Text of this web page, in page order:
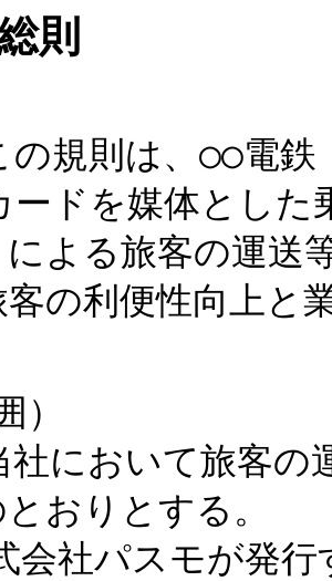
則
規則は、○○電鉄
ードを媒体とした
よる旅客の運送
客の利便性向上と
）
において旅客の
おりとする。
社パスモが発行